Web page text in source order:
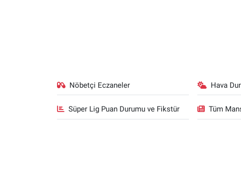
Nöbetçi Eczaneler Hava
Süper Lig Puan Durumu ve Fikstür Tüm